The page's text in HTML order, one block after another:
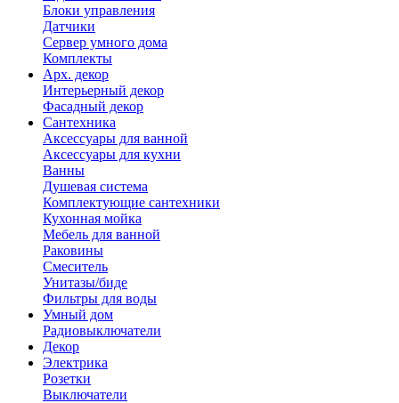
Блоки управления
Датчики
Сервер умного дома
Комплекты
Арх. декор
Интерьерный декор
Фасадный декор
Сантехника
Аксессуары для ванной
Аксессуары для кухни
Ванны
Душевая система
Комплектующие сантехники
Кухонная мойка
Мебель для ванной
Раковины
Смеситель
Унитазы/биде
Фильтры для воды
Умный дом
Радиовыключатели
Декор
Электрика
Розетки
Выключатели